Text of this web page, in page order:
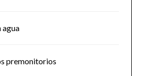
agua
premonitorios